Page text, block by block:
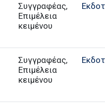
Συγγραφέας,
Επιμέλεια
κειμένου
Συγγραφέας,
Επιμέλεια
κειμένου